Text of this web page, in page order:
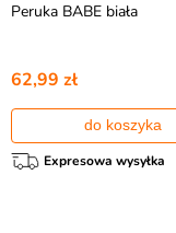
Peruka BABE biała
62,99 zł
do koszyka
Expresowa wysyłka